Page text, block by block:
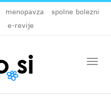
menopavza
spolne bolezni
e-revije